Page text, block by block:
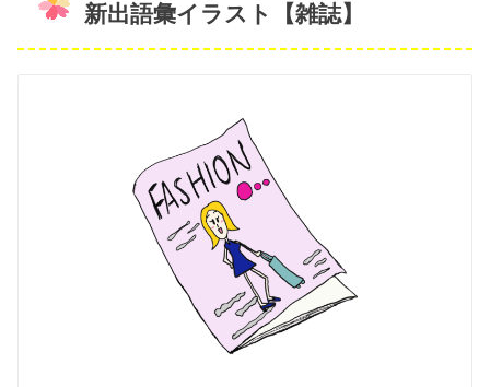
新出語彙イラスト【雑誌】